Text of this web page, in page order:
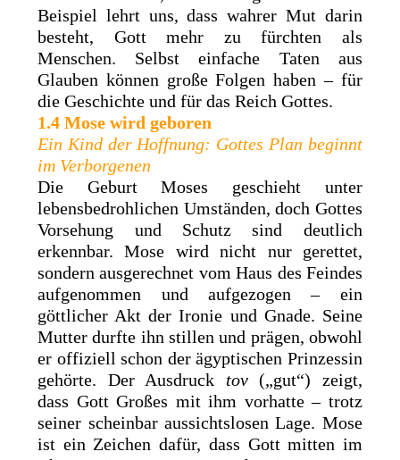
Beispiel lehrt uns, dass wahrer Mut darin
besteht, Gott mehr zu fürchten als
Menschen. Selbst einfache Taten aus
Glauben können große Folgen haben – für
die Geschichte und für das Reich Gottes.
1.4 Mose wird geboren
Ein Kind der Hoffnung: Gottes Plan beginnt
im Verborgenen
Die Geburt Moses geschieht unter
lebensbedrohlichen Umständen, doch Gottes
Vorsehung und Schutz sind deutlich
erkennbar. Mose wird nicht nur gerettet,
sondern ausgerechnet vom Haus des Feindes
aufgenommen und aufgezogen – ein
göttlicher Akt der Ironie und Gnade. Seine
Mutter durfte ihn stillen und prägen, obwohl
er offiziell schon der ägyptischen Prinzessin
gehörte. Der Ausdruck tov(„gut“) zeigt,
dass Gott Großes mit ihm vorhatte – trotz
seiner scheinbar aussichtslosen Lage. Mose
ist ein Zeichen dafür, dass Gott mitten im